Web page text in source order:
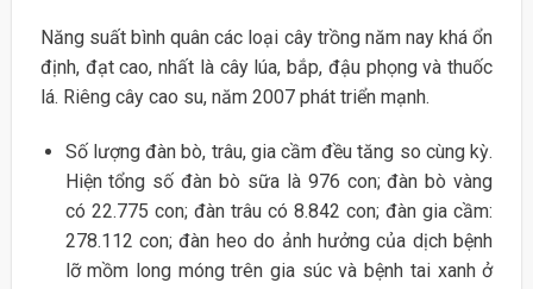
Năng suất bình quân các loại cây trồng năm nay khá ổn
định, đạt cao, nhất là cây lúa, bắp, đậu phọng và thuốc
lá. Riêng cây cao su, năm 2007 phát triển mạnh.
Số lượng đàn bò, trâu, gia cầm đều tăng so cùng kỳ.
Hiện tổng số đàn bò sữa là 976 con; đàn bò vàng
có 22.775 con; đàn trâu có 8.842 con; đàn gia cầm:
278.112 con; đàn heo do ảnh hưởng của dịch bệnh
lỡ mồm long móng trên gia súc và bệnh tai xanh ở